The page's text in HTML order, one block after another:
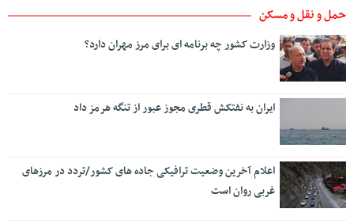
حمل و نقل و مسکن
وزارت کشور چه برنامه ای برای مرز مهران دارد؟
ایران به نفتکش قطری مجوز عبور از تنگه هرمز داد
اعلام آخرین وضعیت ترافیکی جاده های کشور/تردد در مرزهای
غربی روان است